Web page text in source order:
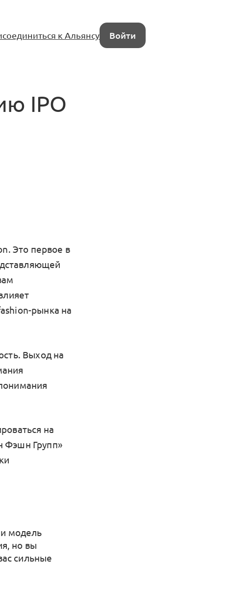
к Альянсу Войти
IPO
Это первое в
рынка на
Выход на
на
Фэшн Групп»
модель
но вы
сильные